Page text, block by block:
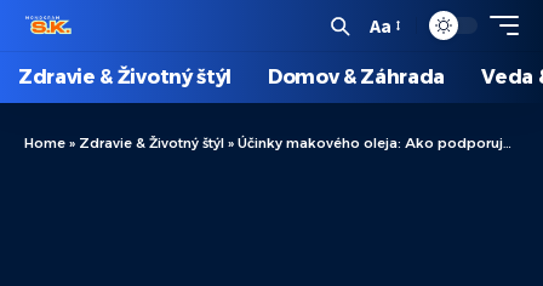
Aa
Zdravie & Životný štýl Domov & Záhrada Veda
Home » Zdravie & Životný štýl » Účinky makového oleja: Ako podporuje vaše zdravie a organizmus